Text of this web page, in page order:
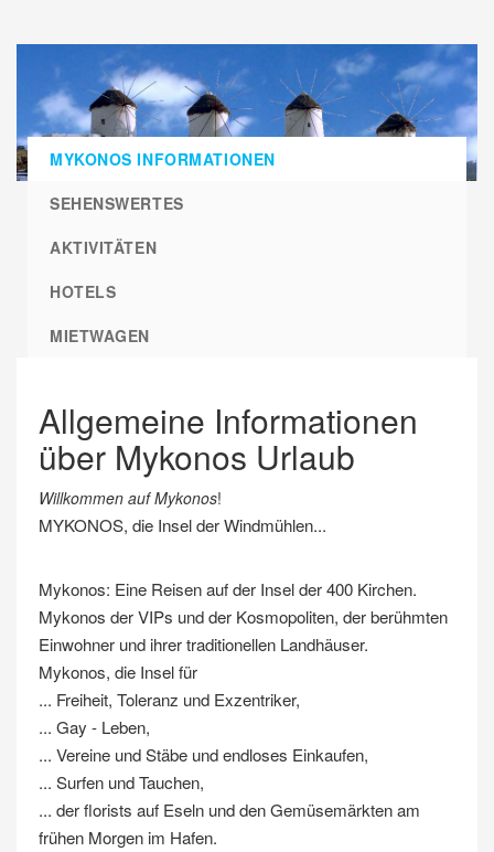
MYKONOS INFORMATIONEN
SEHENSWERTES
AKTIVITÄTEN
HOTELS
MIETWAGEN
Allgemeine Informationen
über Mykonos Urlaub
Willkommen auf Mykonos!
MYKONOS, die Insel der Windmühlen...
Mykonos: Eine Reisen auf der Insel der 400 Kirchen.
Mykonos der VIPs und der Kosmopoliten, der berühmten
Einwohner und ihrer traditionellen Landhäuser.
Mykonos, die Insel für
... Freiheit, Toleranz und Exzentriker,
... Gay - Leben,
... Vereine und Stäbe und endloses Einkaufen,
... Surfen und Tauchen,
... der florists auf Eseln und den Gemüsemärkten am
frühen Morgen im Hafen.